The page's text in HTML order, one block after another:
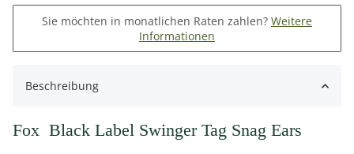
Sie möchten in monatlichen Raten zahlen? Weitere
Informationen
Beschreibung
Fox Black Label Swinger Tag Snag Ears